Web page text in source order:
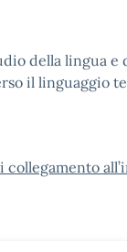
della lingua e
il linguaggio
collegamento